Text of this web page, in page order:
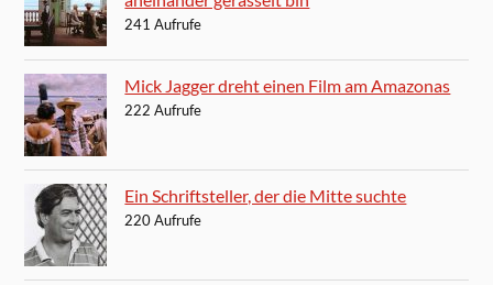
241 Aufrufe
Mick Jagger dreht einen Film am Amazonas
222 Aufrufe
Ein Schriftsteller, der die Mitte suchte
220 Aufrufe